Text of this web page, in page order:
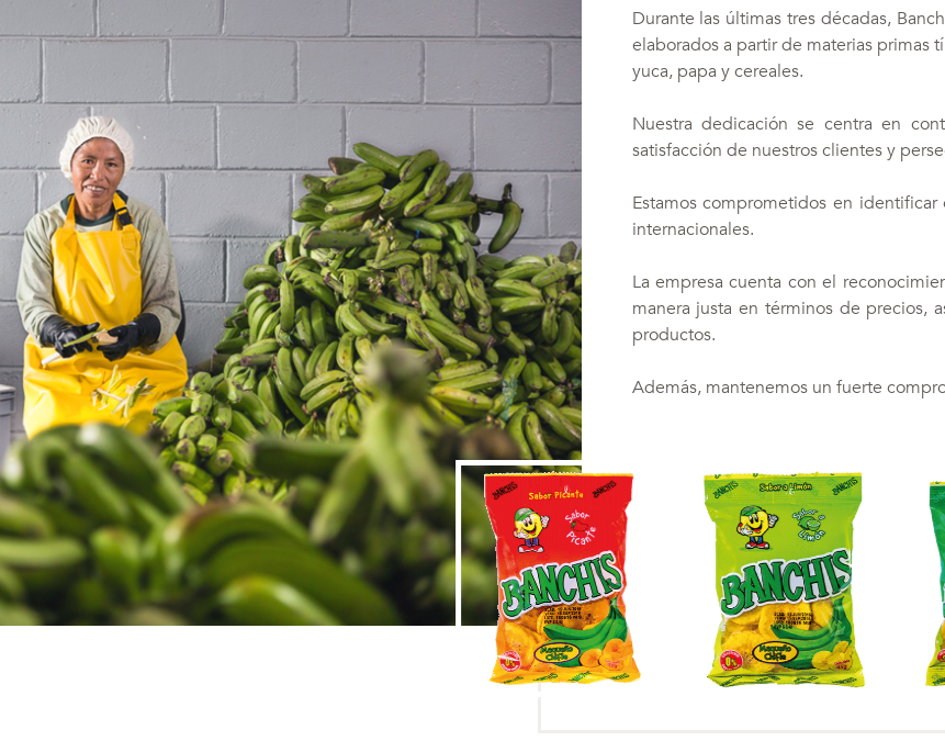
Durante las últimas tres décadas,
elaborados a partir de materias primas
yuca, papa y cereales.
Nuestra dedicación se centra en
satisfacción de nuestros clientes y
Estamos comprometidos en
internacionales.
La empresa cuenta con el
manera justa en términos de precios,
productos.
Además, mantenemos un fuerte